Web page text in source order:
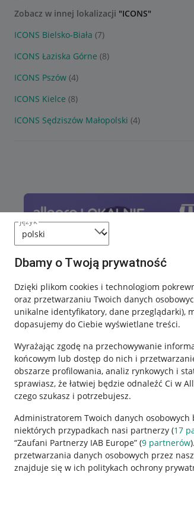
język
Dbamy o Twoją prywatność
Dzięki plikom cookies i technologiom
oraz przetwarzaniu Twoich danych
unikalne identyfikatory, dane przeglądarki),
dopasujemy do Ciebie wyświetlane treści.
Wyrażając zgodę na przechowywanie
końcowym lub dostęp do nich i
obszarze profilowania, analiz rynkowych i
sprawiasz, że łatwiej będzie odnaleźć Ci w
czego szukasz i potrzebujesz.
Administratorem Twoich danych osobowych
niektórych przypadkach nasi partnerzy (17
“Zaufani Partnerzy IAB Europe” (9 partnerów
przetwarzania danych osobowych przez
znajduje się w ich politykach ochrony
Zobacz w innej lokalizacji "ICONS"
ICONS Bielsko-Biała (7)
ICONS Łaziska Górne (8)
ICONS Pszów (4)
ICONS Kielce (8)
ICONS Sędziszów Małopolski (4)
Przydatne informacje
Jak to działa
Napisz do nas
Allegro Gadane dla sprzedających